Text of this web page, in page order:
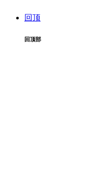
回顶
回顶部